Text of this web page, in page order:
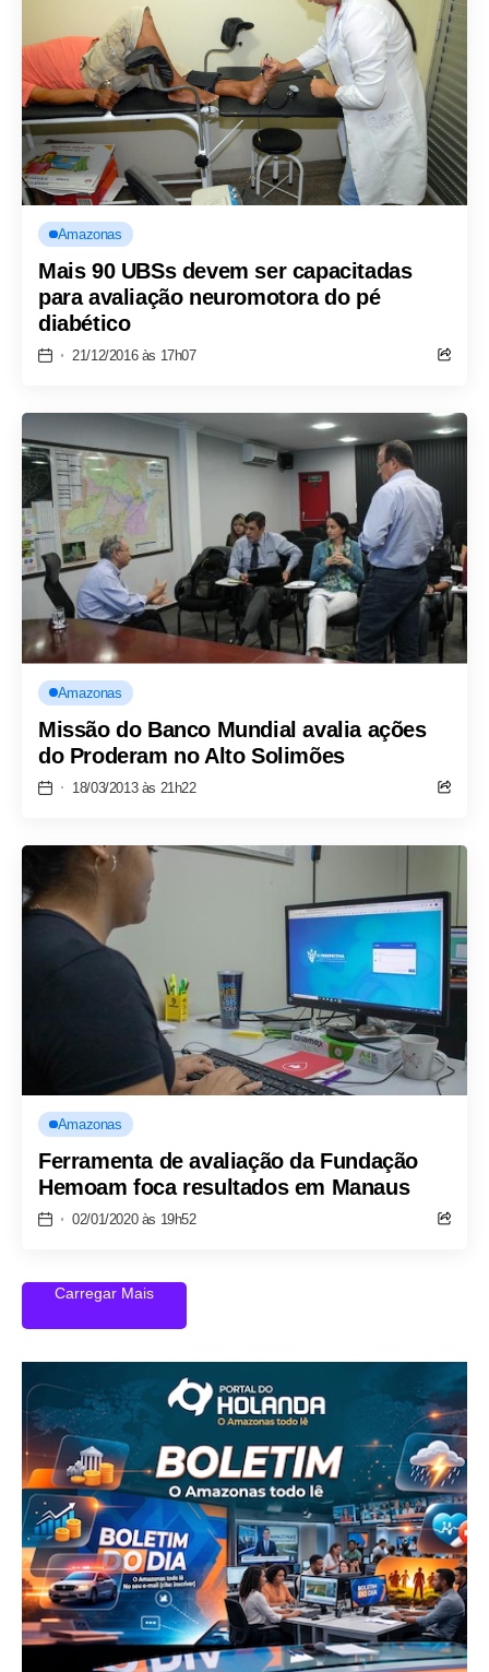
Amazonas
Mais 90 UBSs devem ser capacitadas
para avaliação neuromotora do pé
diabético
21/12/2016 às 17h07
Amazonas
Missão do Banco Mundial avalia ações
do Proderam no Alto Solimões
18/03/2013 às 21h22
Amazonas
Ferramenta de avaliação da Fundação
Hemoam foca resultados em Manaus
02/01/2020 às 19h52
Carregar Mais